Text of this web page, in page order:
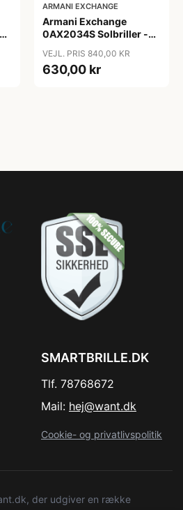
ARMANI EXCHANGE
Armani Exchange
0AX2034S Solbriller -
VEJL. PRIS 840,00 KR
630,00 kr
SMARTBRILLE.DK
Tlf. 78768672
Mail: hej@want.dk
Cookie- og privatlivspolitik
der udgiver en række